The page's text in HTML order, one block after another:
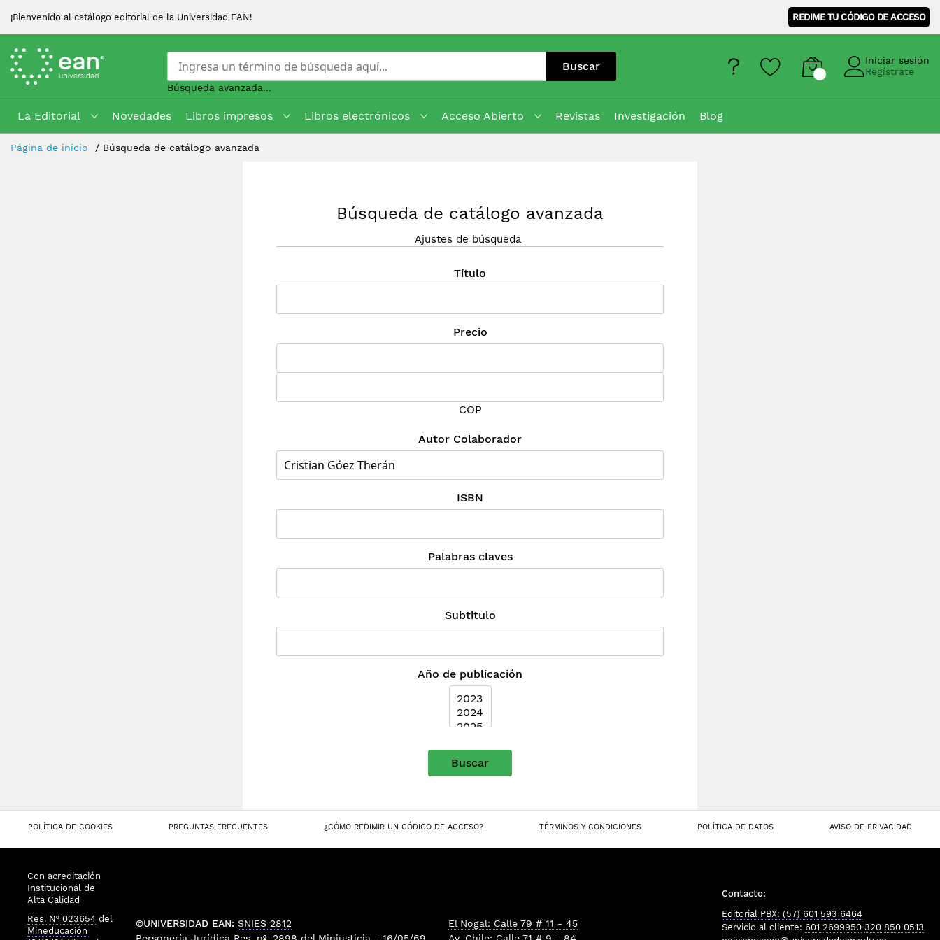
¡Bienvenido al catálogo editorial de la Universidad EAN! REDIME TU CÓDIGO DE ACCESO
Buscar
Búsqueda avanzada...
Iniciar sesión
Regístrate
La Editorial Novedades Libros impresos Libros electrónicos Acceso Abierto Revistas Investigación
Blog
Skip
Página de inicio Búsqueda de catálogo avanzada
Búsqueda de catálogo avanzada
Ajustes de búsqueda
Título
Precio
COP
Autor Colaborador
ISBN
Palabras claves
Subtitulo
Año de publicación
Buscar
POLÍTICA DE COOKIES PREGUNTAS FRECUENTES ¿CÓMO REDIMIR UN CÓDIGO DE ACCESO? TÉRMINOS Y CONDICIONES POLÍTICA DE DATOS AVISO DE PRIVACIDAD
Con acreditación
Institucional de
Alta Calidad
Res. Nº 023654 del
Mineducación
©UNIVERSIDAD EAN: SNIES 2812
El Nogal: Calle 79 # 11 - 45
Contacto:
Editorial PBX: (57) 601 593 6464
Servicio al cliente: 601 2699950 320 850 0513